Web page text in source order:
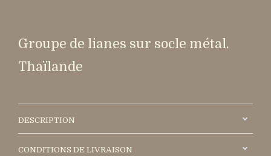
Groupe de lianes sur socle métal.
Thaïlande
DESCRIPTION
CONDITIONS DE LIVRAISON